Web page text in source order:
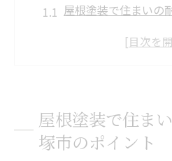
屋根塗装で住まいの
屋根塗装が宝塚市の
信頼できる屋根塗装業者
屋根塗装で信頼でき
屋根塗装で住ま
塚市のポイント